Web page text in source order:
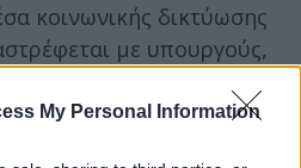
My Personal Information
κοινωνικής δικτύωσης
με υπουργούς,